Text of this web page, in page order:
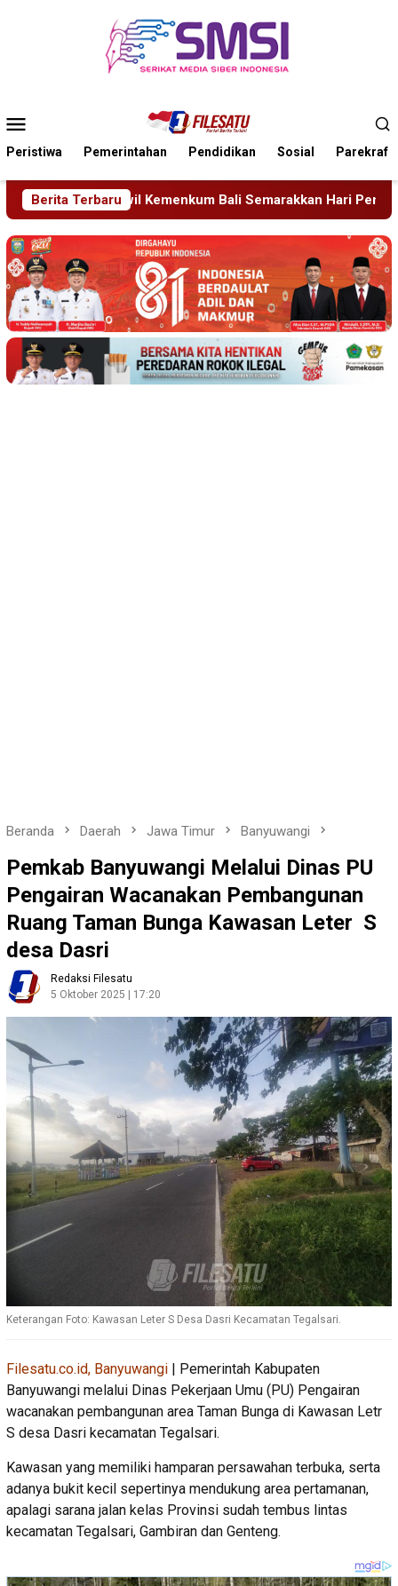
Mobile
Peristiwa Pemerintahan Pendidikan Sosial Parekraf
Berita TerbaruHari Pengayoman ke-81 Tragedi Proyek
Beranda Daerah Jawa Timur Banyuwangi
Pemkab Banyuwangi Melalui Dinas PU
Pengairan Wacanakan Pembangunan
Ruang Taman Bunga Kawasan Leter S
desa Dasri
Redaksi Filesatu
5 Oktober 2025 | 17:20
Keterangan Foto: Kawasan Leter S Desa Dasri Kecamatan Tegalsari.
Filesatu.co.id, Banyuwangi | Pemerintah Kabupaten
Banyuwangi melalui Dinas Pekerjaan Umu (PU) Pengairan
wacanakan pembangunan area Taman Bunga di Kawasan Letr
S desa Dasri kecamatan Tegalsari.
Kawasan yang memiliki hamparan persawahan terbuka, serta
adanya bukit kecil sepertinya mendukung area pertamanan,
apalagi sarana jalan kelas Provinsi sudah tembus lintas
kecamatan Tegalsari, Gambiran dan Genteng.